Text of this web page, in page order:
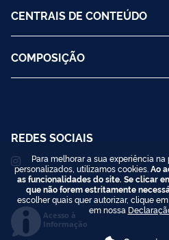
CENTRAIS DE CONTEÚDO
COMPOSIÇÃO
REDES SOCIAIS
Acesso à
Informação
Para melhorar a sua experiência
personalizados, utilizamos cookies. Ao
as funcionalidades do site. Se clicar
que não forem estritamente
escolher quais quer autorizar, clique
em nossa